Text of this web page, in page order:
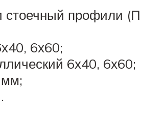
стоечный профили
6х60;
6х40, 6х60;